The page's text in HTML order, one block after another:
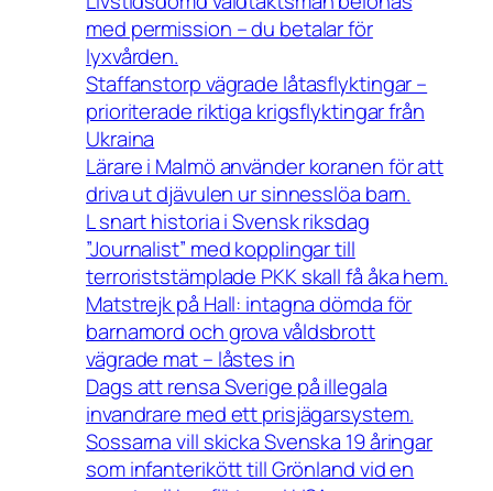
med permission – du betalar för
lyxvården.
Staffanstorp vägrade låtasflyktingar –
prioriterade riktiga krigsflyktingar från
Ukraina
Lärare i Malmö använder koranen för att
driva ut djävulen ur sinnesslöa barn.
L snart historia i Svensk riksdag
”Journalist” med kopplingar till
terroriststämplade PKK skall få åka hem.
Matstrejk på Hall: intagna dömda för
barnamord och grova våldsbrott
vägrade mat – låstes in
Dags att rensa Sverige på illegala
invandrare med ett prisjägarsystem.
Sossarna vill skicka Svenska 19 åringar
som infanterikött till Grönland vid en